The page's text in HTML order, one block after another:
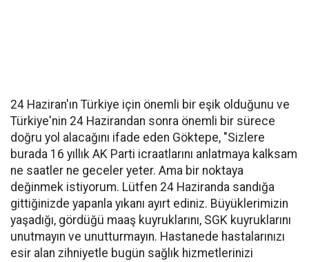
24 Haziran'ın Türkiye için önemli bir eşik olduğunu ve
Türkiye'nin 24 Hazirandan sonra önemli bir sürece
doğru yol alacağını ifade eden Göktepe, "Sizlere
burada 16 yıllık AK Parti icraatlarını anlatmaya kalksam
ne saatler ne geceler yeter. Ama bir noktaya
değinmek istiyorum. Lütfen 24 Haziranda sandığa
gittiğinizde yapanla yıkanı ayırt ediniz. Büyüklerimizin
yaşadığı, gördüğü maaş kuyruklarını, SGK kuyruklarını
unutmayın ve unutturmayın. Hastanede hastalarınızı
esir alan zihniyetle bugün sağlık hizmetlerinizi